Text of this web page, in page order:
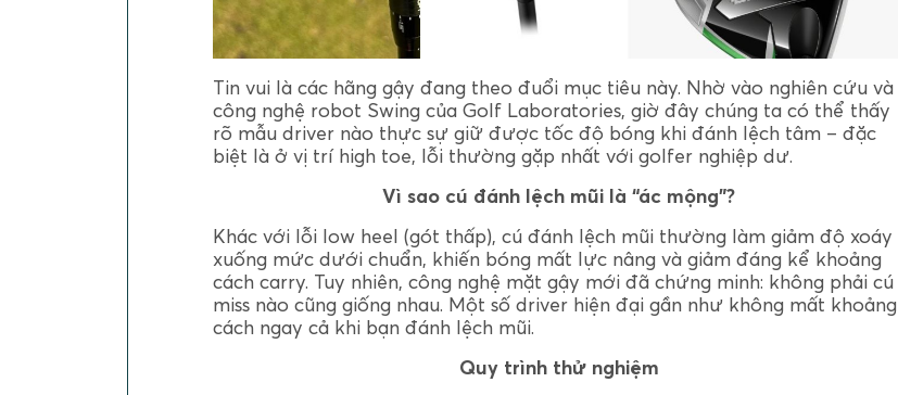
Tin vui là các hãng gậy đang theo đuổi mục tiêu này. Nhờ vào nghiên cứu và
công nghệ robot Swing của Golf Laboratories, giờ đây chúng ta có thể thấy
rõ mẫu driver nào thực sự giữ được tốc độ bóng khi đánh lệch tâm – đặc
biệt là ở vị trí high toe, lỗi thường gặp nhất với golfer nghiệp dư.
Vì sao cú đánh lệch mũi là “ác mộng”?
Khác với lỗi low heel (gót thấp), cú đánh lệch mũi thường làm giảm độ xoáy
xuống mức dưới chuẩn, khiến bóng mất lực nâng và giảm đáng kể khoảng
cách carry. Tuy nhiên, công nghệ mặt gậy mới đã chứng minh: không phải cú
miss nào cũng giống nhau. Một số driver hiện đại gần như không mất khoảng
cách ngay cả khi bạn đánh lệch mũi.
Quy trình thử nghiệm